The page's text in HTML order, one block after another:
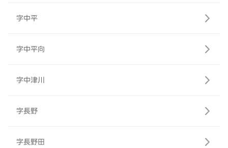
字中平
字中平向
字中津川
字長野
字長野田